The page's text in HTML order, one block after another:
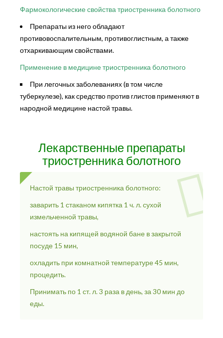
Фармокологические свойства триостренника болотного
Препараты из него обладают
противовоспалительным, противоглистным, а также
отхаркивающим свойствами.
Применение в медицине триостренника болотного
При легочных заболеваниях (в том числе
туберкулезе), как средство против глистов применяют в
народной медицине настой травы.
Лекарственные препараты
триостренника болотного
Настой травы триостренника болотного:
заварить 1 стаканом кипятка 1 ч. л. сухой
измельченной травы,
настоять на кипящей водяной бане в закрытой
посуде 15 мин,
охладить при комнатной температуре 45 мин,
процедить.
Принимать по 1 ст. л. 3 раза в день, за 30 мин до
еды.